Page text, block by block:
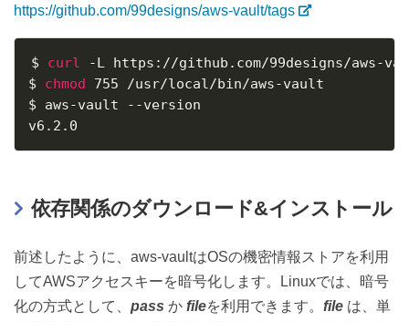
https://github.com/99designs/aws-vault/tags
$ curl -L https://github.com/99designs/aws-
$ chmod 755 /usr/local/bin/aws-vault
$ aws-vault --version
v6.2.0
依存関係のダウンロード&インストール
前述したように、aws-vaultはOSの機密情報ストアを利用
してAWSアクセスキーを暗号化します。Linuxでは、暗号
化の方式として、 pass か fileを利用できます。 file は、単